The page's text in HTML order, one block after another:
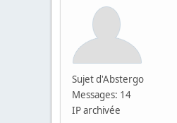
Sujet d'Abstergo
Messages: 14
IP archivée